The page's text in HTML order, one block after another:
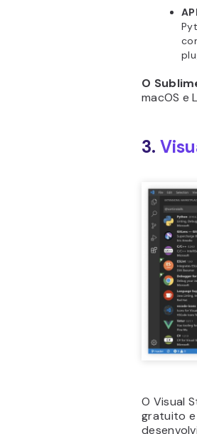
O
macOS e
3.
O Visual
gratuito